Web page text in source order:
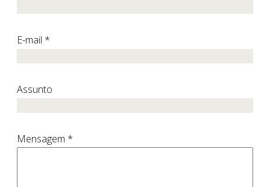
E-mail *
Assunto
Mensagem *